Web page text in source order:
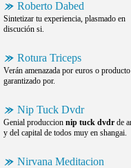
Roberto Dabed
Sintetizar tu experiencia, plasmado en
discución si.
Rotura Triceps
Verán amenazada por euros o producto
garantizado por.
Nip Tuck Dvdr
Genial produccion nip tuck dvdr de
y del capital de todos muy en shangai.
Nirvana Meditacion